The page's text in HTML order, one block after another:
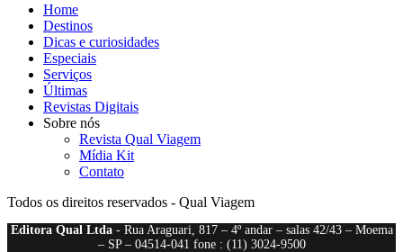
Home
Destinos
Dicas e curiosidades
Especiais
Serviços
Últimas
Revistas Digitais
Sobre nós
Revista Qual Viagem
Mídia Kit
Contato
Todos os direitos reservados - Qual Viagem
Editora Qual Ltda- Rua Araguari, 817 – 4º andar – salas 42/43 – Moema
– SP – 04514-041 fone : (11) 3024-9500